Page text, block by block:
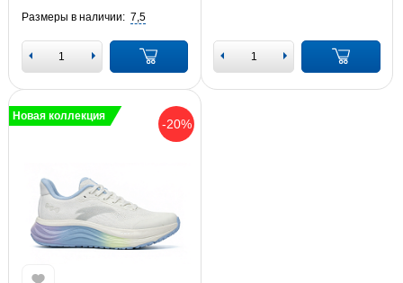
Размеры в наличии: 7,5
-20%
Новая коллекция